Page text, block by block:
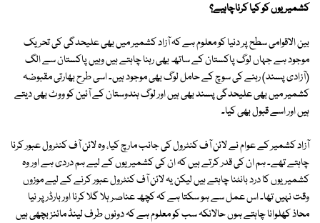
کشمیریوں کو کیا کرناچاہیے؟
بین الاقوامی سطح پر دنیا کو معلوم ہے کہ آزاد کشمیر میں بھی علیحدگی کی تحریک
موجود ہے جہاں لوگ پاکستان کے ساتھ بھی رہنا چاہتے ہیں وہیں پاکستان سے الگ
(آزادی پسند) رہنے کی سوچ کے حامل لوگ بھی موجود ہیں۔ اسی طرح بھارتی مقبوضہ
کشمیر میں بھی علیحدگی پسند بھی ہیں اور لوگ ہندوستان کے آئین کو ووٹ بھی دیتے
ہیں اور اسے قبول بھی کیا۔
آزاد کشمیر کے عوام نے لائن آف کنٹرول کی جانب مارچ کیا، وہ لائن آف کنٹرول عبور کرنا
چاہتے تھے۔ ہم ان کی قدر کرتے ہیں کہ ان کی کشمیریوں کے لیے ہم دردی ہے اور وہ
کشمیریوں کا درد بانٹنا چاہتے ہیں لیکن یہ لائن آف کنٹرول عبور کرنے کے لیے موزوں
وقت نہیں تھا۔ اس عمل سے ہو سکتا ہے کہ کچھ عناصر ہلا گلا کرنا اور بارڈر پر نیا
محاذ کھلوانا چاہتے ہوں حالانکہ سب کو معلوم ہے کہ دونوں طرف لینڈ مائنز بچھی ہیں